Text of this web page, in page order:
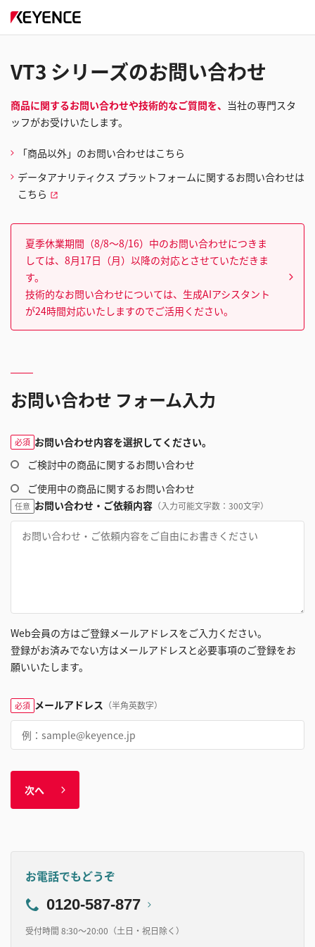
VT3 シリーズのお問い合わせ
商品に関するお問い合わせや技術的なご質問を、 当社の専門スタ
ッフがお受けいたします。
「商品以外」のお問い合わせはこちら
データアナリティクス プラットフォームに関するお問い合わせは
こちら
夏季休業期間（8/8～8/16）中のお問い合わせにつきま
しては、8月17日（月）以降の対応とさせていただきま
す。
技術的なお問い合わせについては、生成AIアシスタント
が24時間対応いたしますのでご活用ください。
お問い合わせ フォーム入力
必須 お問い合わせ内容を選択してください。
ご検討中の商品に関するお問い合わせ
ご使用中の商品に関するお問い合わせ
任意 お問い合わせ・ご依頼内容 （入力可能文字数：300文字）
Web会員の方はご登録メールアドレスをご入力ください。
登録がお済みでない方はメールアドレスと必要事項のご登録をお
願いいたします。
必須 メールアドレス （半角英数字）
次へ
お電話でもどうぞ
0120-587-877
受付時間 8:30～20:00（土日・祝日除く）